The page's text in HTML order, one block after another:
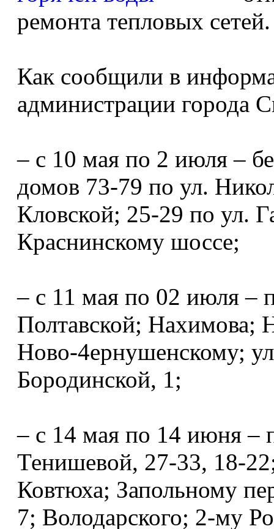
ремонта тепловых сетей.
Как сообщили в
администрации города
– с 10 мая по 2 июля –
домов 73-79 по ул.
Кловской; 25-29 по ул.
Краснинскому шоссе;
– с 11 мая по 02 июля –
Полтавской; Нахимова;
Ново-4ернушенскому;
Бородинской, 1;
– с 14 мая по 14 июня –
Тенишевой, 27-33, 18-
Ковтюха; Запольному
7; Володарского; 2-му